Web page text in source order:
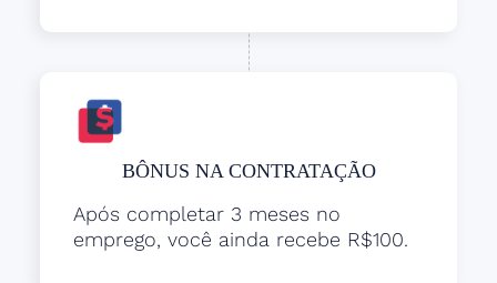
BÔNUS NA CONTRATAÇÃO
Após completar 3 meses no
emprego, você ainda recebe R$100.